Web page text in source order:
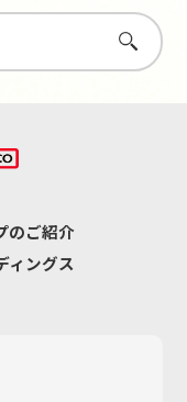
さがす
のご紹介
ィングス